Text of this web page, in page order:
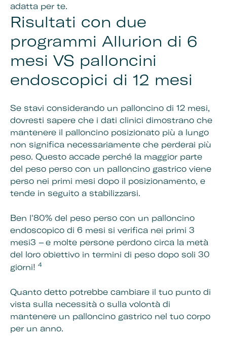
adatta per te.
Risultati con due
programmi Allurion di 6
mesi VS palloncini
endoscopici di 12 mesi
Se stavi considerando un palloncino di 12 mesi,
dovresti sapere che i dati clinici dimostrano che
mantenere il palloncino posizionato più a lungo
non significa necessariamente che perderai più
peso. Questo accade perché la maggior parte
del peso perso con un palloncino gastrico viene
perso nei primi mesi dopo il posizionamento, e
tende in seguito a stabilizzarsi.
Ben l'80% del peso perso con un palloncino
endoscopico di 6 mesi si verifica nei primi 3
mesi3 – e molte persone perdono circa la metà
del loro obiettivo in termini di peso dopo soli 30
giorni! 4
Quanto detto potrebbe cambiare il tuo punto di
vista sulla necessità o sulla volontà di
mantenere un palloncino gastrico nel tuo corpo
per un anno.